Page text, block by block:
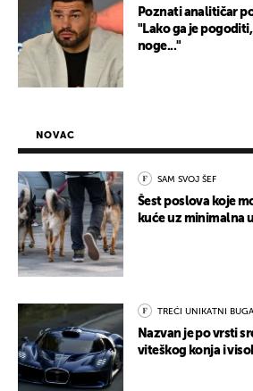
Poznati analitičar
"Lako ga je
noge..."
NOVAC
SAM SVOJ ŠEF
Šest poslova koje
kuće uz minimalna
TREĆI UNIKATNI
Nazvan je po vrsti
viteškog konja i